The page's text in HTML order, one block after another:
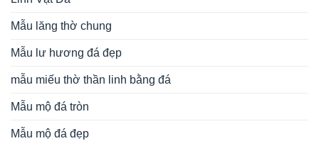
Mẫu lăng thờ chung
Mẫu lư hương đá đẹp
mẫu miếu thờ thần linh bằng đá
Mẫu mộ đá tròn
Mẫu mộ đá đẹp